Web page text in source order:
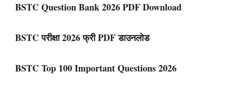
BSTC Question Bank 2026 PDF Download
BSTC परीक्षा 2026 फ्री PDF डाउनलोड
BSTC Top 100 Important Questions 2026